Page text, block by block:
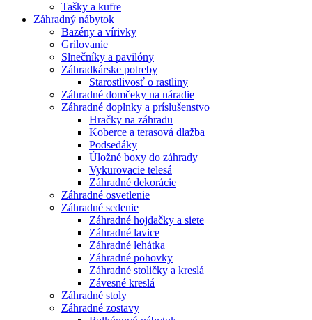
Tašky a kufre
Záhradný nábytok
Bazény a vírivky
Grilovanie
Slnečníky a pavilóny
Záhradkárske potreby
Starostlivosť o rastliny
Záhradné domčeky na náradie
Záhradné doplnky a príslušenstvo
Hračky na záhradu
Koberce a terasová dlažba
Podsedáky
Úložné boxy do záhrady
Vykurovacie telesá
Záhradné dekorácie
Záhradné osvetlenie
Záhradné sedenie
Záhradné hojdačky a siete
Záhradné lavice
Záhradné lehátka
Záhradné pohovky
Záhradné stoličky a kreslá
Závesné kreslá
Záhradné stoly
Záhradné zostavy